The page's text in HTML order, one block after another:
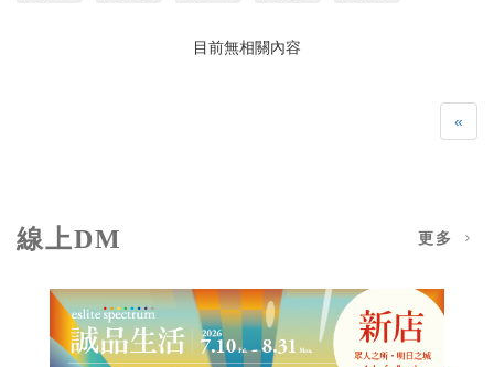
目前無相關內容
«
線上DM 更多